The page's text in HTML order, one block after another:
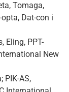
Tomaga,
Dat-con i
Eling, PPT-
New
PIK-AS,